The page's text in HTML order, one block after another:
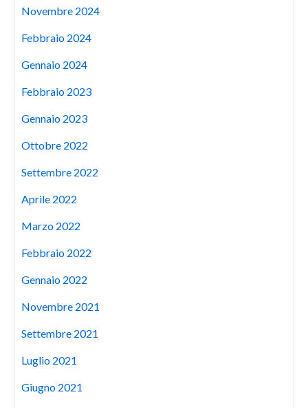
Novembre 2024
Febbraio 2024
Gennaio 2024
Febbraio 2023
Gennaio 2023
Ottobre 2022
Settembre 2022
Aprile 2022
Marzo 2022
Febbraio 2022
Gennaio 2022
Novembre 2021
Settembre 2021
Luglio 2021
Giugno 2021